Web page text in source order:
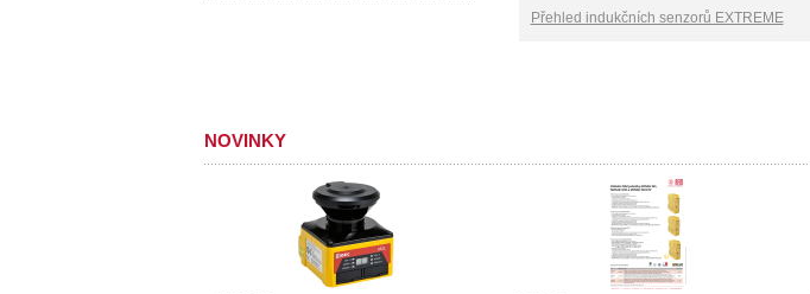
Přehled indukčních senzorů EXTREME
NOVINKY